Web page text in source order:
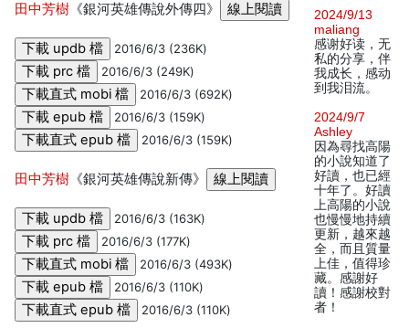
田中芳樹 《銀河英雄傳說外傳四》
2016/6/3 (236K)
2016/6/3 (249K)
2016/6/3 (692K)
2016/6/3 (159K)
2016/6/3 (159K)
田中芳樹 《銀河英雄傳說新傳》
2016/6/3 (163K)
2016/6/3 (177K)
2016/6/3 (493K)
2016/6/3 (110K)
2016/6/3 (110K)
2024/9/13
maliang
感谢好读，无
私的分享，伴
我成长，感动
到我泪流。
2024/9/7
Ashley
因為尋找高陽
的小說知道了
好讀，也已經
十年了。好讀
上高陽的小說
也慢慢地持續
更新，越來越
全，而且質量
上佳，值得珍
藏。感謝好
讀！感謝校對
者！